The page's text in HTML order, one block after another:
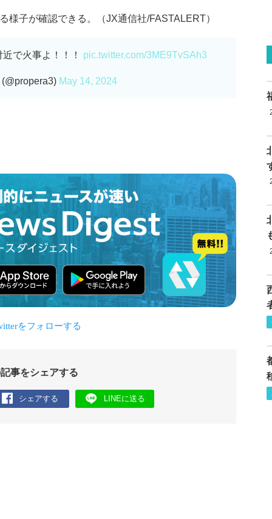
様子が確認できる。（JX通信社/FASTALERT）
で火事よ！！！ pic.twitter.com/3ME9TvSAh3
May 14, 2024
事をシェアする
シェアする LINEに送る